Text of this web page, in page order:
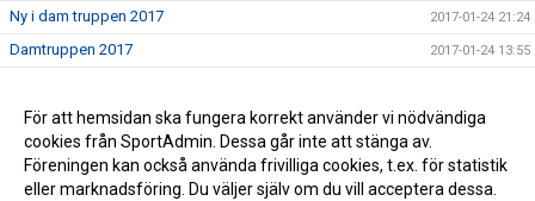
Ny i dam truppen 2017 2017-01-24 21:24
Damtruppen 2017 2017-01-24 13:55
Nu börjar vi sätta truppen 2017 2017-01-24 00:17
Nu laddar vi för 2017 2017-01-24 00:14
För att hemsidan ska fungera korrekt använder vi nödvändiga
cookies från SportAdmin. Dessa går inte att stänga av.
Föreningen kan också använda frivilliga cookies, t.ex. för statistik
eller marknadsföring. Du väljer själv om du vill acceptera dessa.